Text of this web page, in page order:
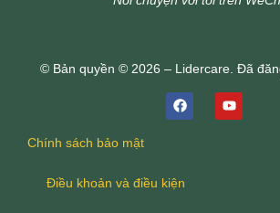
© Bản quyền © 2026 – Lidercare. Đã
Chính sách bảo mật
Điều khoản và điều kiện